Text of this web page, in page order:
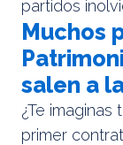
partidos
Muchos
salen a
¿Te imaginas
primer